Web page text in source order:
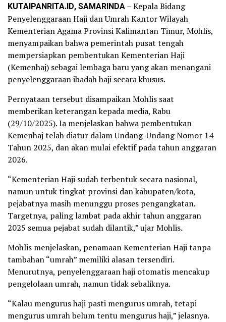
KUTAIPANRITA.ID, SAMARINDA– Kepala Bidang
Penyelenggaraan Haji dan Umrah Kantor Wilayah
Kementerian Agama Provinsi Kalimantan Timur, Mohlis,
menyampaikan bahwa pemerintah pusat tengah
mempersiapkan pembentukan Kementerian Haji
(Kemenhaj) sebagai lembaga baru yang akan menangani
penyelenggaraan ibadah haji secara khusus.
Pernyataan tersebut disampaikan Mohlis saat
memberikan keterangan kepada media, Rabu
(29/10/2025). Ia menjelaskan bahwa pembentukan
Kemenhaj telah diatur dalam Undang-Undang Nomor 14
Tahun 2025, dan akan mulai efektif pada tahun anggaran
2026.
“Kementerian Haji sudah terbentuk secara nasional,
namun untuk tingkat provinsi dan kabupaten/kota,
pejabatnya masih menunggu proses pengangkatan.
Targetnya, paling lambat pada akhir tahun anggaran
2025 semua pejabat sudah dilantik,” ujar Mohlis.
Mohlis menjelaskan, penamaan Kementerian Haji tanpa
tambahan “umrah” memiliki alasan tersendiri.
Menurutnya, penyelenggaraan haji otomatis mencakup
pengelolaan umrah, namun tidak sebaliknya.
“Kalau mengurus haji pasti mengurus umrah, tetapi
mengurus umrah belum tentu mengurus haji,” jelasnya.